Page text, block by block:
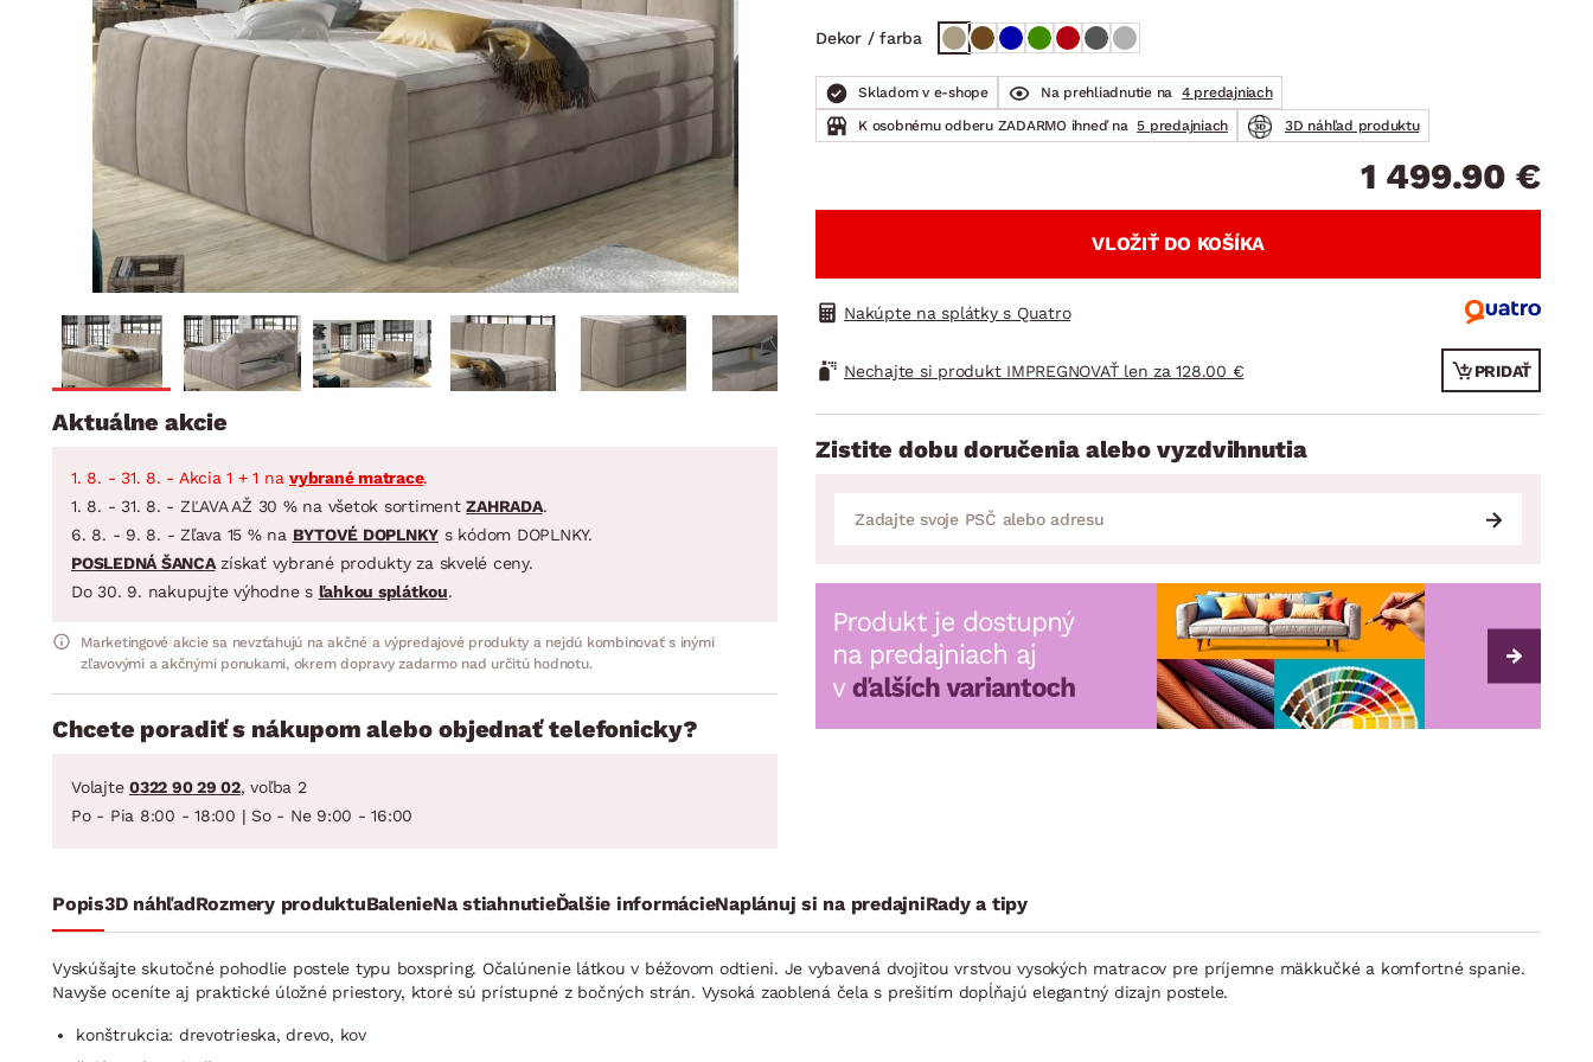
Detská izba
Predsieň, šatník a chodba
Kúpeľňa
Záhrada
Domácnosť
BYTOVÝ TEXTIL
Prikrývky
Vankúše
Koberce
Závesy a žalúzie
Zobrazit vše
STOLOVANIE A VARENIE
Jedálenský servis
Príbory
DOMÁCE SPOTREBIČE
VEĽKÁ NOC
Kúpeľňové zostavy
Jedálenské zostavy
Záhradné zostavy
Záhradné doplnky
Dekor / farba
Skladom v e-shope Na prehliadnutie na 4 predajniach
K osobnému odberu ZADARMO ihneď na 5 predajniach 3D náhľad produktu
1 499.90 €
VLOŽIŤ DO KOŠÍKA
Nakúpte na splátky s Quatro
Nechajte si produkt IMPREGNOVAŤ len za 128.00 € PRIDAŤ
Zistite dobu doručenia alebo vyzdvihnutia
Aktuálne akcie
1. 8. - 31. 8. - Akcia 1 + 1 na vybrané matrace.
1. 8. - 31. 8. - ZĽAVA AŽ 30 % na všetok sortimentZAHRADA.
6. 8. - 9. 8. - Zľava 15 % na BYTOVÉ DOPLNKY s kódom DOPLNKY.
POSLEDNÁ ŠANCAzískať vybrané produkty za skvelé ceny.
Do 30. 9. nakupujte výhodne s ľahkou splátkou.
Marketingové akcie sa nevzťahujú na akčné a výpredajové produkty a nejdú kombinovať s inými
zľavovými a akčnými ponukami, okrem dopravy zadarmo nad určitú hodnotu.
Chcete poradiť s nákupom alebo objednať telefonicky?
Volajte 0322 90 29 02, voľba 2
Po - Pia 8:00 - 18:00 | So - Ne 9:00 - 16:00
Popis3D náhľadRozmery produktuBalenieNa stiahnutieĎalšie informácieNaplánuj si na predajniRady a tipy
Vyskúšajte skutočné pohodlie postele typu boxspring. Očalúnenie látkou v béžovom odtieni. Je vybavená dvojitou vrstvou vysokých matracov pre príjemne mäkkučké a komfortné spanie.
Navyše oceníte aj praktické úložné priestory, ktoré sú prístupné z bočných strán. Vysoká zaoblená čela s prešitím dopĺňajú elegantný dizajn postele.
konštrukcia: drevotrieska, drevo, kov